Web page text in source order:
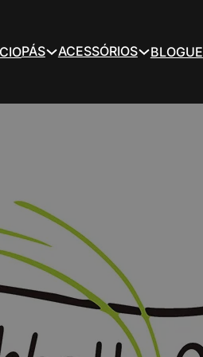
PÁS ACESSÓRIOS BLOGUE